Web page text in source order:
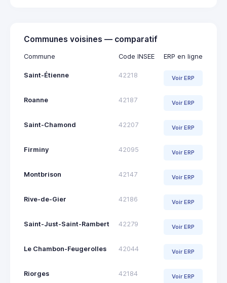
Communes voisines — comparatif
Commune Code INSEE ERP en ligne
Saint-Étienne 42218 Voir ERP
Roanne 42187 Voir ERP
Saint-Chamond 42207 Voir ERP
Firminy 42095 Voir ERP
Montbrison 42147 Voir ERP
Rive-de-Gier 42186 Voir ERP
Saint-Just-Saint-Rambert 42279 Voir ERP
Le Chambon-Feugerolles 42044 Voir ERP
Riorges 42184 Voir ERP